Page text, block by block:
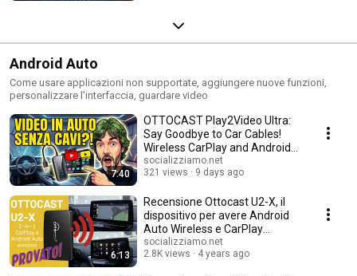
Android Auto
Come usare applicazioni non supportate, aggiungere nuove funzioni,
personalizzare l'interfaccia, guardare video
7:40
OTTOCAST Play2Video Ultra:
Say Goodbye to Car Cables!
Wireless CarPlay and Android
Auto + Video S...
socializziamo.net
321 views
9 days ago
6:13
Recensione Ottocast U2-X, il
dispositivo per avere Android
Auto Wireless e CarPlay
Wireless
socializziamo.net
2.8K views
4 years ago